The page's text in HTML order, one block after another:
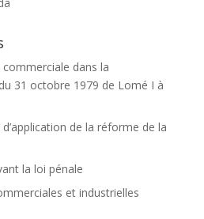
commerciale dans la
31 octobre 1979 de Lomé I à
d’application de la réforme de la
la loi pénale
et industrielles